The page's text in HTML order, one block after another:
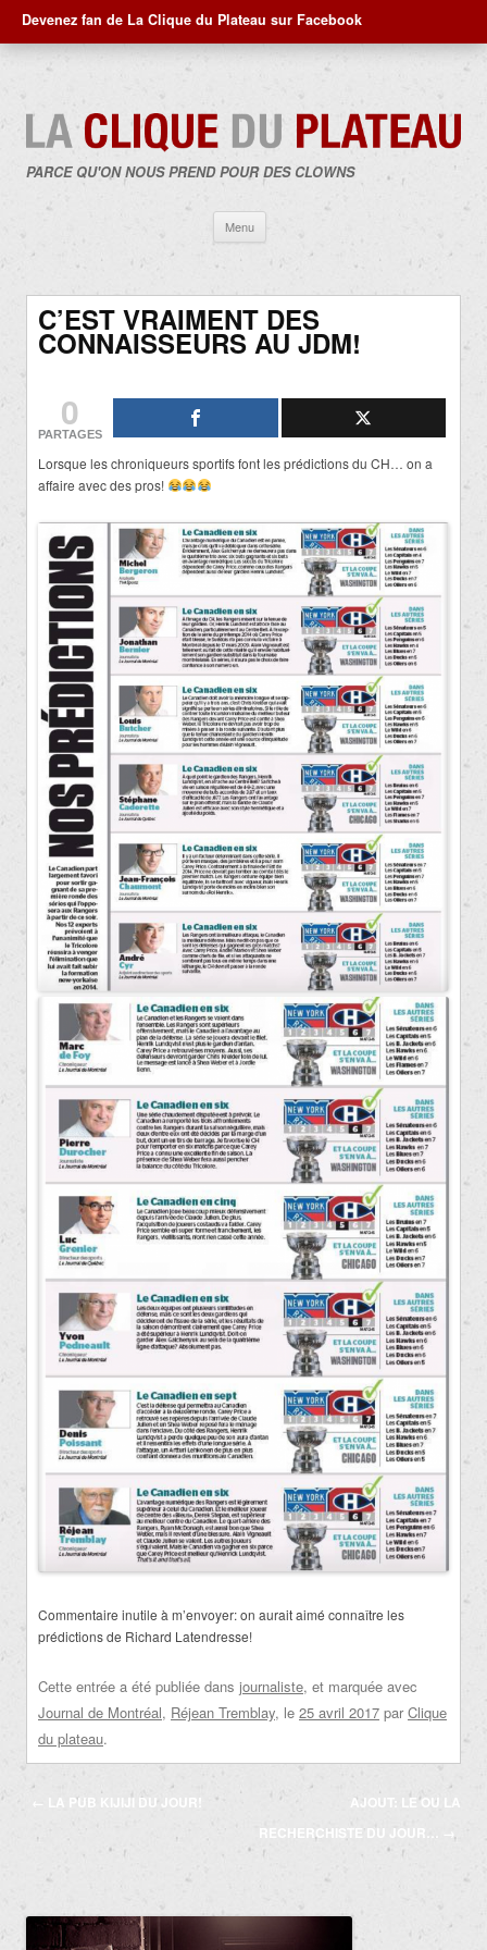
Devenez fan de La Clique du Plateau sur Facebook
PARCE QU'ON NOUS PREND POUR DES CLOWNS
Menu
contenu
C’EST VRAIMENT DES
CONNAISSEURS AU JDM!
0
PARTAGES
Lorsque les chroniqueurs sportifs font les prédictions du CH… on a
affaire avec des pros!
Commentaire inutile à m’envoyer: on aurait aimé connaître les
prédictions de Richard Latendresse!
Cette entrée a été publiée dans journaliste, et marquée avec
Journal de Montréal, Réjean Tremblay, le 25 avril 2017 par Clique
du plateau.
Navigation
des
← LA PUB KIJIJI DU JOUR!
AJOUT: LE OU LA
RECHERCHISTE DU JOUR…
→